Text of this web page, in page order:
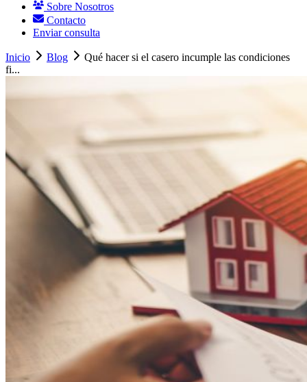
Sobre Nosotros
Contacto
Enviar consulta
Inicio Blog
Qué hacer si el casero incumple las condiciones
fi...